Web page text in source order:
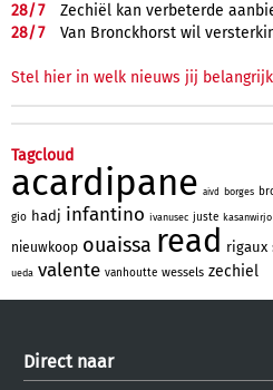
28/7
Zechiël kan verbeterde
28/7 Van Bronckhorst wil
Stel hier in welk nieuws jij
Tagcloud
acardipane aivd borges
gio hadj infantino ivanusec juste kasanwirjo
nieuwkoop ouaissa read rigaux
ueda valente vanhoutte wessels zechiel
Direct naar